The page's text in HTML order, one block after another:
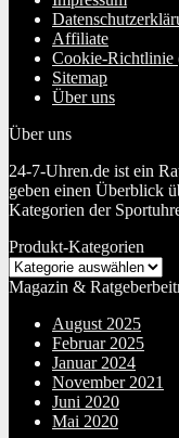
Affiliate
Cookie-Richtlinie
Sitemap
Über uns
Über uns
24-7-Uhren.de ist ein
geben einen Überblick
Kategorien der
Produkt-Kategorien
Magazin &
August 2025
Februar 2025
Januar 2024
November 2021
Juni 2020
Mai 2020